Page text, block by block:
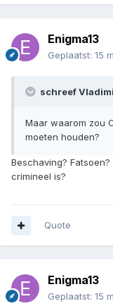
Enigma13
Geplaatst: 15
schreef
Maar waarom zou
moeten houden?
Beschaving?
crimineel is?
Quote
Enigma13
Geplaatst: 15